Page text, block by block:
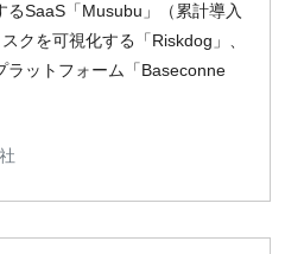
るSaaS「Musubu」（累計導入
クを可視化する「Riskdog」、
ラットフォーム「Baseconne